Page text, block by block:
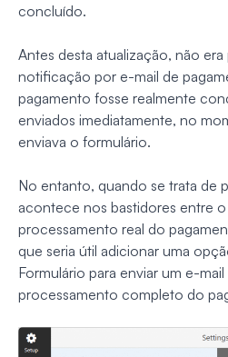
concluído.
Antes desta atualização, não
notificação por e-mail de
pagamento fosse realmente
enviados imediatamente, no
enviava o formulário.
No entanto, quando se trata de
acontece nos bastidores entre o
processamento real do
que seria útil adicionar uma
Formulário para enviar um e-
processamento completo do